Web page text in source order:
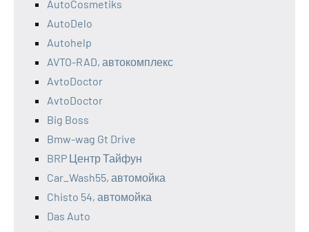
AutoCosmetiks
AutoDelo
Autohelp
AVTO-RAD, автокомплекс
AvtoDoctor
AvtoDoctor
Big Boss
Bmw-wag Gt Drive
BRP Центр Тайфун
Car_Wash55, автомойка
Chisto 54, автомойка
Das Auto